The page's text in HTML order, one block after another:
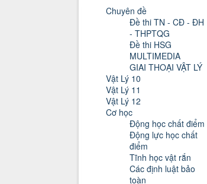
Chuyên đề
Đề thi TN - CĐ - ĐH
- THPTQG
Đề thi HSG
MULTIMEDIA
GIAI THOẠI VẬT LÝ
Vật Lý 10
Vật Lý 11
Vật Lý 12
Cơ học
Động học chất điểm
Động lực học chất
điểm
Tĩnh học vật rắn
Các định luật bảo
toàn